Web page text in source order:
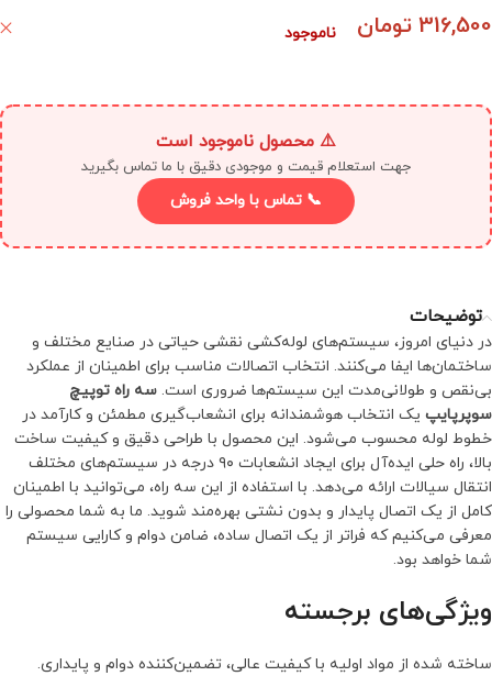
316,500 تومان ناموجود
⚠️ محصول ناموجود است
جهت استعلام قیمت و موجودی دقیق با ما تماس بگیرید
📞 تماس با واحد فروش
توضیحات
در دنیای امروز، سیستم‌های لوله‌کشی نقشی حیاتی در صنایع مختلف و
ساختمان‌ها ایفا می‌کنند. انتخاب اتصالات مناسب برای اطمینان از عملکرد
بی‌نقص و طولانی‌مدت این سیستم‌ها ضروری است. سه راه توپیچ
سوپرپایپ یک انتخاب هوشمندانه برای انشعاب‌گیری مطمئن و کارآمد در
خطوط لوله محسوب می‌شود. این محصول با طراحی دقیق و کیفیت ساخت
بالا، راه حلی ایده‌آل برای ایجاد انشعابات ۹۰ درجه در سیستم‌های مختلف
انتقال سیالات ارائه می‌دهد. با استفاده از این سه راه، می‌توانید با اطمینان
کامل از یک اتصال پایدار و بدون نشتی بهره‌مند شوید. ما به شما محصولی را
معرفی می‌کنیم که فراتر از یک اتصال ساده، ضامن دوام و کارایی سیستم
شما خواهد بود.
ویژگی‌های برجسته
ساخته شده از مواد اولیه با کیفیت عالی، تضمین‌کننده دوام و پایداری.